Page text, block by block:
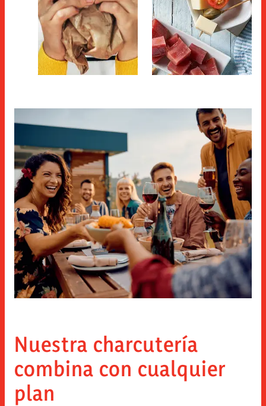
Nuestra charcutería
combina con cualquier
plan